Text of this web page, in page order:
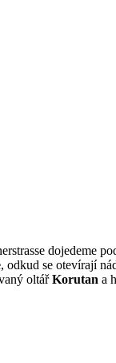
dojedeme
, odkud se otevírají
oltářKorutan a